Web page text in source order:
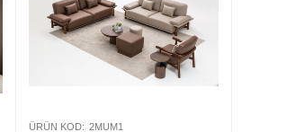
ÜRÜN KOD: 2MUM1